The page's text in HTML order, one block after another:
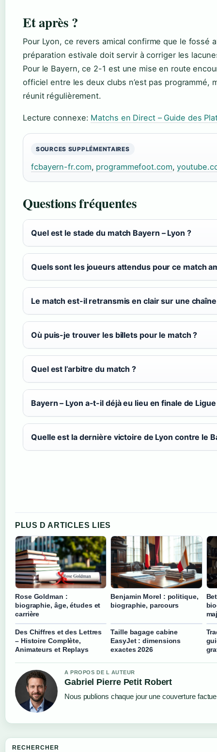
Et après ?
Pour Lyon, ce revers amical confirme que le fossé
préparation estivale doit servir à corriger les
Pour le Bayern, ce 2-1 est une mise en route
officiel entre les deux clubs n’est pas programmé,
réunit régulièrement.
Lecture connexe: Matchs en Direct – Guide des
SOURCES SUPPLÉMENTAIRES
fcbayern-fr.com, programmefoot.com,
Questions fréquentes
Quel est le stade du match Bayern – Lyon ?
Quels sont les joueurs attendus pour ce match
Le match est-il retransmis en clair sur une
Où puis-je trouver les billets pour le match ?
Quel est l’arbitre du match ?
Bayern – Lyon a-t-il déjà eu lieu en finale de
Quelle est la dernière victoire de Lyon contre le
PLUS D ARTICLES LIES
Rose Goldman :
biographie, âge, études et
carrière
Benjamin Morel : politique,
biographie, parcours
Des Chiffres et des Lettres
– Histoire Complète,
Animateurs et Replays
Taille bagage cabine
EasyJet : dimensions
exactes 2026
A PROPOS DE L AUTEUR
Gabriel Pierre Petit Robert
Nous publions chaque jour une couverture
RECHERCHER